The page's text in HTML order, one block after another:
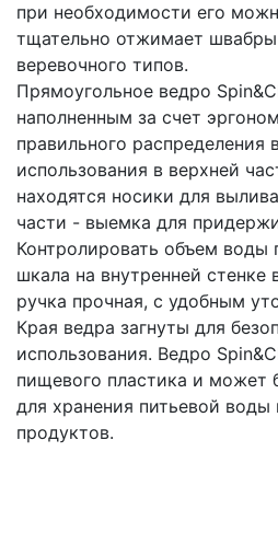
при необходимости его
тщательно отжимает швабры
веревочного типов.
Прямоугольное ведро
наполненным за счет
правильного распределения
использования в верхней
находятся носики для
части - выемка для
Контролировать объем воды
шкала на внутренней стенке
ручка прочная, с удобным
Края ведра загнуты для
использования. Ведро
пищевого пластика и может
для хранения питьевой
продуктов.